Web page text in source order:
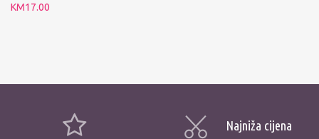
KM17.00
Najniža cijena